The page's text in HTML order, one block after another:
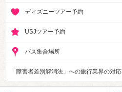
ディズニーツアー予約
USJツアー予約
バス集合場所
「障害者差別解消法」への旅行業界の対応